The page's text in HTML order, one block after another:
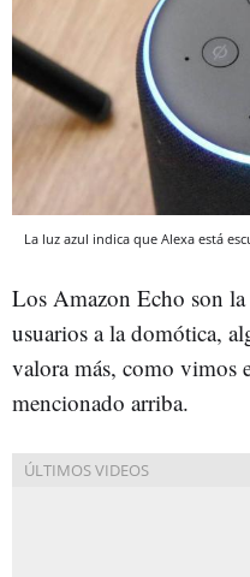
La luz azul indica que Alexa está
Los Amazon Echo son la
usuarios a la domótica,
valora más, como vimos
mencionado arriba.